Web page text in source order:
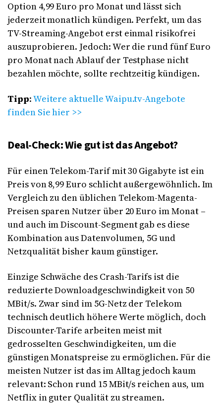
Option 4,99 Euro pro Monat und lässt sich
jederzeit monatlich kündigen. Perfekt, um das
TV-Streaming-Angebot erst einmal risikofrei
auszuprobieren. Jedoch: Wer die rund fünf Euro
pro Monat nach Ablauf der Testphase nicht
bezahlen möchte, sollte rechtzeitig kündigen.
Tipp:Weitere aktuelle Waipu.tv-Angebote
finden Sie hier >>
Deal-Check: Wie gut ist das Angebot?
Für einen Telekom-Tarif mit 30 Gigabyte ist ein
Preis von 8,99 Euro schlicht außergewöhnlich. Im
Vergleich zu den üblichen Telekom-Magenta-
Preisen sparen Nutzer über 20 Euro im Monat –
und auch im Discount-Segment gab es diese
Kombination aus Datenvolumen, 5G und
Netzqualität bisher kaum günstiger.
Einzige Schwäche des Crash-Tarifs ist die
reduzierte Downloadgeschwindigkeit von 50
MBit/s. Zwar sind im 5G-Netz der Telekom
technisch deutlich höhere Werte möglich, doch
Discounter-Tarife arbeiten meist mit
gedrosselten Geschwindigkeiten, um die
günstigen Monatspreise zu ermöglichen. Für die
meisten Nutzer ist das im Alltag jedoch kaum
relevant: Schon rund 15 MBit/s reichen aus, um
Netflix in guter Qualität zu streamen.